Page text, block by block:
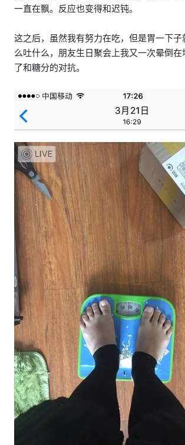
一直在飘。反应也变得和迟钝。
这之后，虽然我有努力在吃，但是胃一下
么吐什么，朋友生日聚会上我又一次晕倒
了和糖分的对抗。